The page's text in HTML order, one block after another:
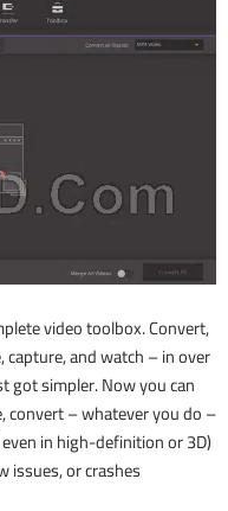
video toolbox. Convert,
and watch – in over
got simpler. Now you can
convert – whatever you do –
in high-definition or 3D)
issues, or crashes.